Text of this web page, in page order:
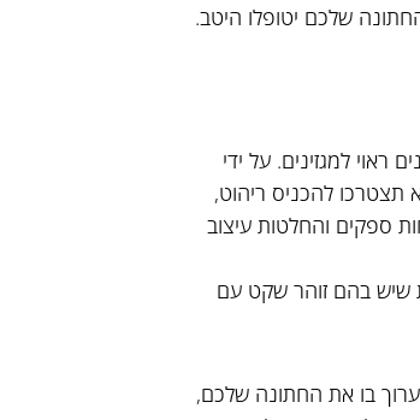
שלכם יטופלו היטב.
ראוי למגזינים. על ידי
תצטרכו להכניס ריהוט,
ספקים והחלטות עיצוב
שיש בהם זוהר שקט עם
בו את החתונה שלכם,